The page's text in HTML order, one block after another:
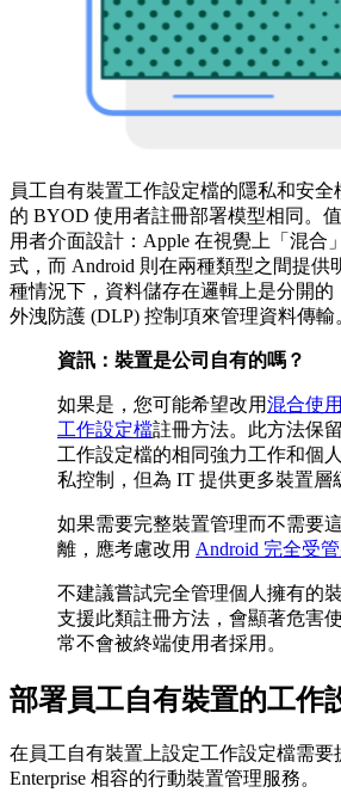
員工自有裝置工作設定檔的隱私和安全
的 BYOD 使用者註冊部署模型相同。
用者介面設計：Apple 在視覺上「混合
式，而 Android 則在兩種類型之間提供
種情況下，資料儲存在邏輯上是分開
外洩防護 (DLP) 控制項來管理資料傳輸
資訊：裝置是公司自有的嗎？
如果是，您可能希望改用混合使
工作設定檔註冊方法。此方法保
工作設定檔的相同強力工作和個
私控制，但為 IT 提供更多裝置層
如果需要完整裝置管理而不需要
離，應考慮改用 Android 完全受
不建議嘗試完全管理個人擁有的
支援此類註冊方法，會顯著危害
常不會被終端使用者採用。
部署員工自有裝置的工作
在員工自有裝置上設定工作設定檔需要
Enterprise 相容的行動裝置管理服務。